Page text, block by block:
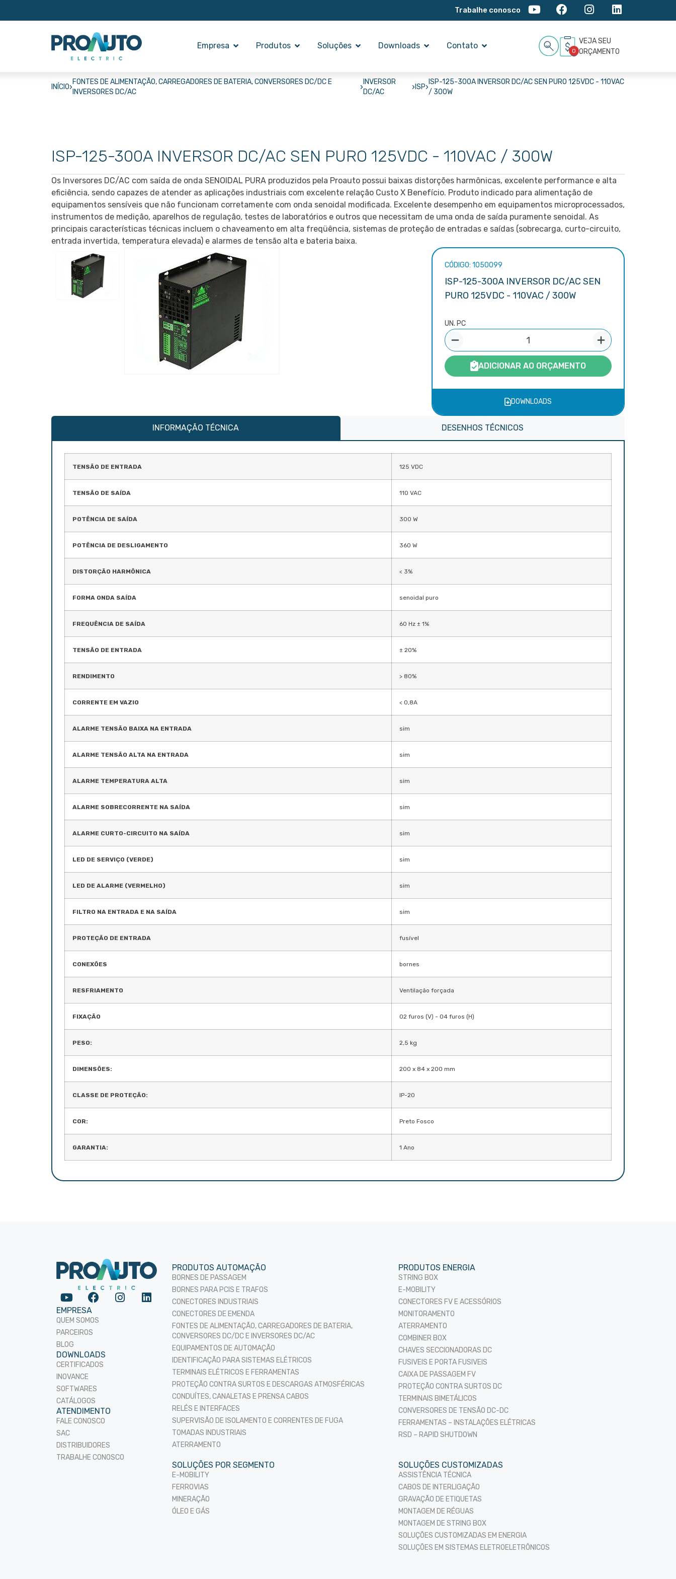
Trabalhe conosco
Empresa Produtos Soluções Downloads Contato
VEJA SEU
ORÇAMENTO
0
INÍCIO›
FONTES DE ALIMENTAÇÃO, CARREGADORES DE BATERIA, CONVERSORES DC/DC E
INVERSORES DC/AC
›
INVERSOR
DC/AC
›ISP›
ISP-125-300A INVERSOR DC/AC SEN PURO 125VDC - 110VAC
/ 300W
ISP-125-300A INVERSOR DC/AC SEN PURO 125VDC - 110VAC / 300W
Os Inversores DC/AC com saída de onda SENOIDAL PURA produzidos pela Proauto possui baixas distorções harmônicas, excelente performance e alta
eficiência, sendo capazes de atender as aplicações industriais com excelente relação Custo X Benefício. Produto indicado para alimentação de
equipamentos sensíveis que não funcionam corretamente com onda senoidal modificada. Excelente desempenho em equipamentos microprocessados,
instrumentos de medição, aparelhos de regulação, testes de laboratórios e outros que necessitam de uma onda de saída puramente senoidal. As
principais características técnicas incluem o chaveamento em alta freqüência, sistemas de proteção de entradas e saídas (sobrecarga, curto-circuito,
entrada invertida, temperatura elevada) e alarmes de tensão alta e bateria baixa.
CÓDIGO: 1050099
ISP-125-300A INVERSOR DC/AC SEN
PURO 125VDC - 110VAC / 300W
UN. PC
ADICIONAR AO ORÇAMENTO
DOWNLOADS
INFORMAÇÃO TÉCNICA DESENHOS TÉCNICOS
TENSÃO DE ENTRADA 125 VDC
TENSÃO DE SAÍDA 110 VAC
POTÊNCIA DE SAÍDA 300 W
POTÊNCIA DE DESLIGAMENTO 360 W
DISTORÇÃO HARMÔNICA < 3%
FORMA ONDA SAÍDA senoidal puro
FREQUÊNCIA DE SAÍDA 60 Hz ± 1%
TENSÃO DE ENTRADA ± 20%
RENDIMENTO > 80%
CORRENTE EM VAZIO < 0,8A
ALARME TENSÃO BAIXA NA ENTRADA sim
ALARME TENSÃO ALTA NA ENTRADA sim
ALARME TEMPERATURA ALTA sim
ALARME SOBRECORRENTE NA SAÍDA sim
ALARME CURTO-CIRCUITO NA SAÍDA sim
LED DE SERVIÇO (VERDE) sim
LED DE ALARME (VERMELHO) sim
FILTRO NA ENTRADA E NA SAÍDA sim
PROTEÇÃO DE ENTRADA fusível
CONEXÕES bornes
RESFRIAMENTO Ventilação forçada
FIXAÇÃO 02 furos (V) - 04 furos (H)
PESO: 2,5 kg
DIMENSÕES: 200 x 84 x 200 mm
CLASSE DE PROTEÇÃO: IP-20
COR: Preto Fosco
GARANTIA: 1 Ano
EMPRESA
QUEM SOMOS
PARCEIROS
BLOG
DOWNLOADS
CERTIFICADOS
INOVANCE
SOFTWARES
CATÁLOGOS
ATENDIMENTO
FALE CONOSCO
SAC
DISTRIBUIDORES
TRABALHE CONOSCO
PRODUTOS AUTOMAÇÃO
BORNES DE PASSAGEM
BORNES PARA PCIS E TRAFOS
CONECTORES INDUSTRIAIS
CONECTORES DE EMENDA
FONTES DE ALIMENTAÇÃO, CARREGADORES DE BATERIA,
CONVERSORES DC/DC E INVERSORES DC/AC
EQUIPAMENTOS DE AUTOMAÇÃO
IDENTIFICAÇÃO PARA SISTEMAS ELÉTRICOS
TERMINAIS ELÉTRICOS E FERRAMENTAS
PROTEÇÃO CONTRA SURTOS E DESCARGAS ATMOSFÉRICAS
CONDUÍTES, CANALETAS E PRENSA CABOS
RELÉS E INTERFACES
SUPERVISÃO DE ISOLAMENTO E CORRENTES DE FUGA
TOMADAS INDUSTRIAIS
ATERRAMENTO
PRODUTOS ENERGIA
STRING BOX
E-MOBILITY
CONECTORES FV E ACESSÓRIOS
MONITORAMENTO
ATERRAMENTO
COMBINER BOX
CHAVES SECCIONADORAS DC
FUSIVEIS E PORTA FUSIVEIS
CAIXA DE PASSAGEM FV
PROTEÇÃO CONTRA SURTOS DC
TERMINAIS BIMETÁLICOS
CONVERSORES DE TENSÃO DC-DC
FERRAMENTAS – INSTALAÇÕES ELÉTRICAS
RSD – RAPID SHUTDOWN
SOLUÇÕES POR SEGMENTO
E-MOBILITY
FERROVIAS
MINERAÇÃO
ÓLEO E GÁS
SOLUÇÕES CUSTOMIZADAS
ASSISTÊNCIA TÉCNICA
CABOS DE INTERLIGAÇÃO
GRAVAÇÃO DE ETIQUETAS
MONTAGEM DE RÉGUAS
MONTAGEM DE STRING BOX
SOLUÇÕES CUSTOMIZADAS EM ENERGIA
SOLUÇÕES EM SISTEMAS ELETROELETRÔNICOS